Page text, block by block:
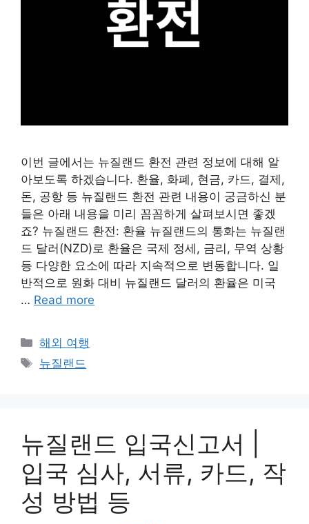
이번 글에서는 뉴질랜드 환전 관련 정보에 대해 알
아보도록 하겠습니다. 환율, 화폐, 현금, 카드, 결제,
돈, 공항 등 뉴질랜드 환전 관련 내용이 궁금하신 분
들은 아래 내용을 미리 꼼꼼하게 살펴보시면 좋겠
죠? 뉴질랜드 환전: 환율 뉴질랜드의 통화는 뉴질랜
드 달러(NZD)로 환율은 국제 정세, 금리, 무역 상황
등 다양한 요소에 따라 지속적으로 변동합니다. 일
반적으로 원화 대비 뉴질랜드 달러의 환율은 미국
… Read more
Categories
해외 여행
Tags
뉴질랜드
뉴질랜드 입국신고서 |
입국 심사, 서류, 카드, 작
성 방법 등